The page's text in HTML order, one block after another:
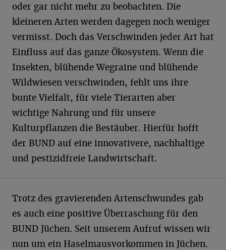
oder gar nicht mehr zu beobachten. Die
kleineren Arten werden dagegen noch weniger
vermisst. Doch das Verschwinden jeder Art hat
Einfluss auf das ganze Ökosystem. Wenn die
Insekten, blühende Wegraine und blühende
Wildwiesen verschwinden, fehlt uns ihre
bunte Vielfalt, für viele Tierarten aber
wichtige Nahrung und für unsere
Kulturpflanzen die Bestäuber. Hierfür hofft
der BUND auf eine innovativere, nachhaltige
und pestizidfreie Landwirtschaft.
Trotz des gravierenden Artenschwundes gab
es auch eine positive Überraschung für den
BUND Jüchen. Seit unserem Aufruf wissen wir
nun um ein Haselmausvorkommen in Jüchen.